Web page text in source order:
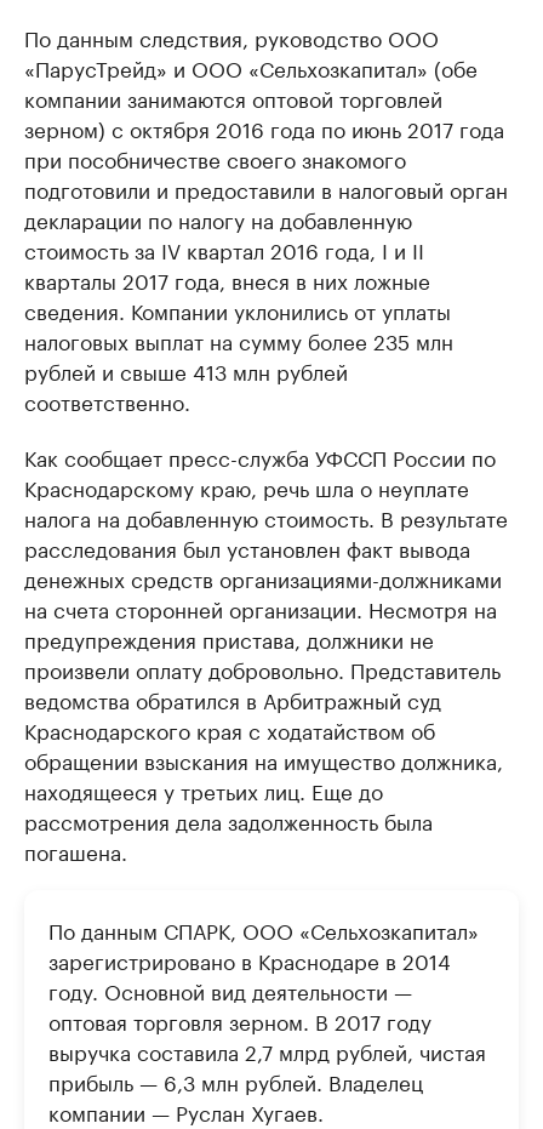
По данным следствия, руководство ООО
«ПарусТрейд» и ООО «Сельхозкапитал» (обе
компании занимаются оптовой торговлей
зерном) с октября 2016 года по июнь 2017 года
при пособничестве своего знакомого
подготовили и предоставили в налоговый орган
декларации по налогу на добавленную
стоимость за IV квартал 2016 года, I и II
кварталы 2017 года, внеся в них ложные
сведения. Компании уклонились от уплаты
налоговых выплат на сумму более 235 млн
рублей и свыше 413 млн рублей
соответственно.
Как сообщает пресс-служба УФССП России по
Краснодарскому краю, речь шла о неуплате
налога на добавленную стоимость. В результате
расследования был установлен факт вывода
денежных средств организациями-должниками
на счета сторонней организации. Несмотря на
предупреждения пристава, должники не
произвели оплату добровольно. Представитель
ведомства обратился в Арбитражный суд
Краснодарского края с ходатайством об
обращении взыскания на имущество должника,
находящееся у третьих лиц. Еще до
рассмотрения дела задолженность была
погашена.
По данным СПАРК, ООО «Сельхозкапитал»
зарегистрировано в Краснодаре в 2014
году. Основной вид деятельности —
оптовая торговля зерном. В 2017 году
выручка составила 2,7 млрд рублей, чистая
прибыль — 6,3 млн рублей. Владелец
компании — Руслан Хугаев.